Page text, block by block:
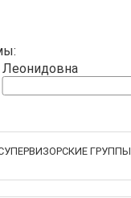
Леонидовна
ГРУППЫ